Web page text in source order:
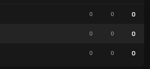
0 0 0
0 0 0
0 0 0